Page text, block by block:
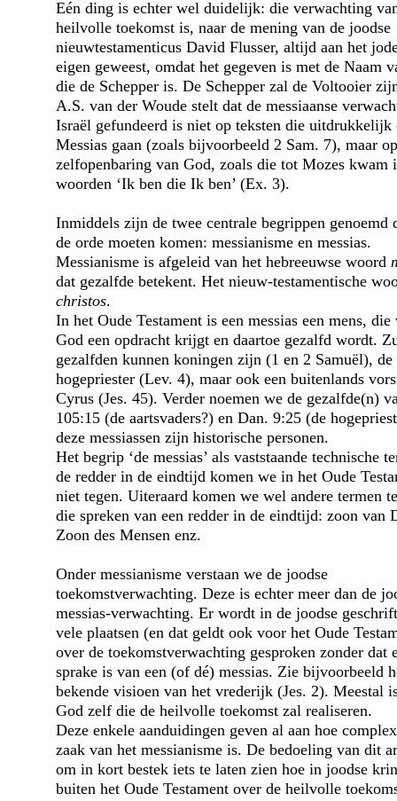
Eén ding is echter wel duidelijk: die verwachting
heilvolle toekomst is, naar de mening van de joodse
nieuwtestamenticus David Flusser, altijd aan het
eigen geweest, omdat het gegeven is met de Naam
die de Schepper is. De Schepper zal de Voltooier
A.S. van der Woude stelt dat de messiaanse
Israël gefundeerd is niet op teksten die uitdrukkelijk
Messias gaan (zoals bijvoorbeeld 2 Sam. 7), maar
zelfopenbaring van God, zoals die tot Mozes kwam
woorden ‘Ik ben die Ik ben’ (Ex. 3).
Inmiddels zijn de twee centrale begrippen genoemd
de orde moeten komen: messianisme en messias.
Messianisme is afgeleid van het hebreeuwse woord
dat gezalfde betekent. Het nieuw-testamentische
christos.
In het Oude Testament is een messias een mens, die
God een opdracht krijgt en daartoe gezalfd wordt.
gezalfden kunnen koningen zijn (1 en 2 Samuël), de
hogepriester (Lev. 4), maar ook een buitenlands
Cyrus (Jes. 45). Verder noemen we de gezalfde(n)
105:15 (de aartsvaders?) en Dan. 9:25 (de
deze messiassen zijn historische personen.
Het begrip ‘de messias’ als vaststaande technische
de redder in de eindtijd komen we in het Oude
niet tegen. Uiteraard komen we wel andere termen
die spreken van een redder in de eindtijd: zoon van
Zoon des Mensen enz.
Onder messianisme verstaan we de joodse
toekomstverwachting. Deze is echter meer dan de
messias-verwachting. Er wordt in de joodse
vele plaatsen (en dat geldt ook voor het Oude
over de toekomstverwachting gesproken zonder dat
sprake is van een (of dé) messias. Zie bijvoorbeeld
bekende visioen van het vrederijk (Jes. 2). Meestal
God zelf die de heilvolle toekomst zal realiseren.
Deze enkele aanduidingen geven al aan hoe
zaak van het messianisme is. De bedoeling van dit
om in kort bestek iets te laten zien hoe in joodse
buiten het Oude Testament over de heilvolle